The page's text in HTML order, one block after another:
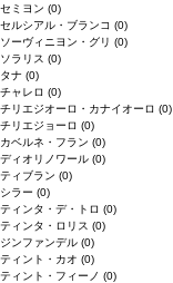
セミヨン (0)
セルシアル・ブランコ (0)
ソーヴィニヨン・グリ (0)
ソラリス (0)
タナ (0)
チャレロ (0)
チリエジオーロ・カナイオーロ (0)
チリエジョーロ (0)
カベルネ・フラン (0)
ディオリノワール (0)
ティブラン (0)
シラー (0)
ティンタ・デ・トロ (0)
ティンタ・ロリス (0)
ジンファンデル (0)
ティント・カオ (0)
ティント・フィーノ (0)